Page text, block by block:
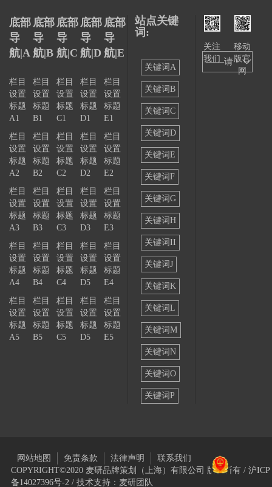
底部
导
航|A
栏目
设置
标题
A1
栏目
设置
标题
A2
栏目
设置
标题
A3
栏目
设置
标题
A4
栏目
设置
标题
A5
底部
导
航|B
栏目
设置
标题
B1
栏目
设置
标题
B2
栏目
设置
标题
B3
栏目
设置
标题
B4
栏目
设置
标题
B5
底部
导
航|C
栏目
设置
标题
C1
栏目
设置
标题
C2
栏目
设置
标题
C3
栏目
设置
标题
C4
栏目
设置
标题
C5
底部
导
航|D
栏目
设置
标题
D1
栏目
设置
标题
D2
栏目
设置
标题
D3
栏目
设置
标题
D5
栏目
设置
标题
D5
底部
导
航|E
栏目
设置
标题
E1
栏目
设置
标题
E2
栏目
设置
标题
E3
栏目
设置
标题
E4
栏目
设置
标题
E5
站点关键
词:
关键词A
关键词B
关键词C
关键词D
关键词E
关键词F
关键词G
关键词H
关键词II
关键词J
关键词K
关键词L
关键词M
关键词N
关键词O
关键词P
关注
我们
移动
版官
网
——请
网站地图 免责条款 法律声明
联系我们
COPYRIGHT©2020 麦研品牌策划（上海）有限公司 版权所有 / 沪ICP
备14027396号-2/ 技术支持：麦研团队